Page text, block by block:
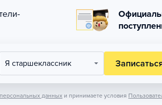
Я старшеклассник
данных и принимаете условия